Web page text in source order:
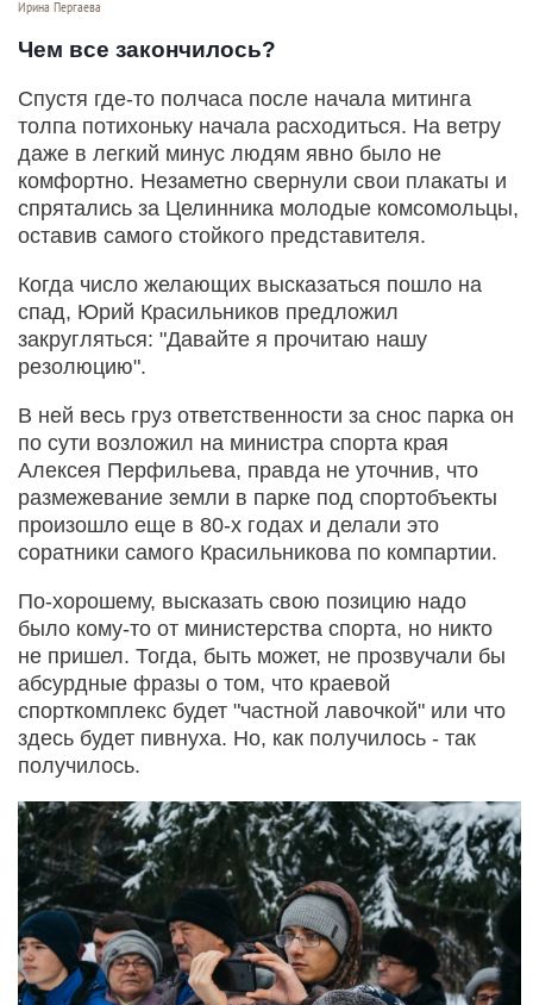
Ирина Пергаева
Чем все закончилось?
Спустя где-то полчаса после начала митинга
толпа потихоньку начала расходиться. На ветру
даже в легкий минус людям явно было не
комфортно. Незаметно свернули свои плакаты и
спрятались за Целинника молодые комсомольцы,
оставив самого стойкого представителя.
Когда число желающих высказаться пошло на
спад, Юрий Красильников предложил
закругляться: "Давайте я прочитаю нашу
резолюцию".
В ней весь груз ответственности за снос парка он
по сути возложил на министра спорта края
Алексея Перфильева, правда не уточнив, что
размежевание земли в парке под спортобъекты
произошло еще в 80-х годах и делали это
соратники самого Красильникова по компартии.
По-хорошему, высказать свою позицию надо
было кому-то от министерства спорта, но никто
не пришел. Тогда, быть может, не прозвучали бы
абсурдные фразы о том, что краевой
спорткомплекс будет "частной лавочкой" или что
здесь будет пивнуха. Но, как получилось - так
получилось.